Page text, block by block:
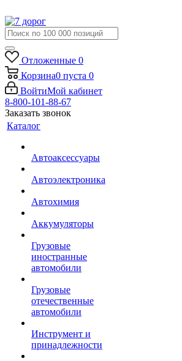
Отложенные 0
Корзина0 пуста 0
ВойтиМой кабинет
8-800-101-88-67
Заказать звонок
Каталог
Автоаксессуары
Автоэлектроника
Автохимия
Аккумуляторы
Грузовые
иностранные
автомобили
Грузовые
отечественные
автомобили
Инструмент и
принадлежности